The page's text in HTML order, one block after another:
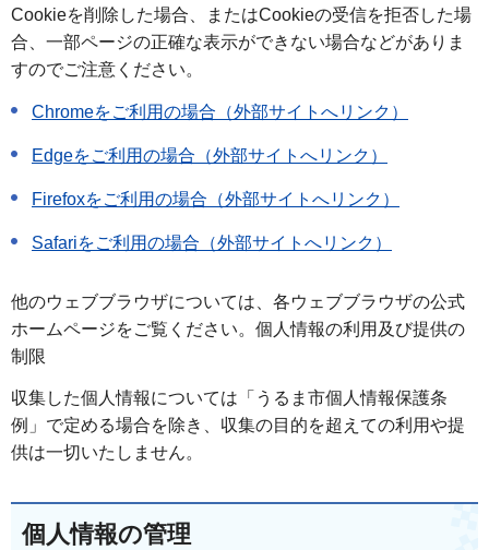
Cookieを削除した場合、またはCookieの受信を拒否した場
合、一部ページの正確な表示ができない場合などがありま
すのでご注意ください。
Chromeをご利用の場合（外部サイトへリンク）
Edgeをご利用の場合（外部サイトへリンク）
Firefoxをご利用の場合（外部サイトへリンク）
Safariをご利用の場合（外部サイトへリンク）
他のウェブブラウザについては、各ウェブブラウザの公式
ホームページをご覧ください。個人情報の利用及び提供の
制限
収集した個人情報については「うるま市個人情報保護条
例」で定める場合を除き、収集の目的を超えての利用や提
供は一切いたしません。
個人情報の管理